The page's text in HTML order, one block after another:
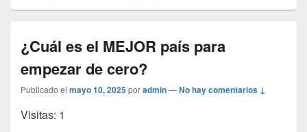
¿Cuál es el MEJOR país para
empezar de cero?
Publicado el mayo 10, 2025poradmin—No hay comentarios ↓
Visitas: 1